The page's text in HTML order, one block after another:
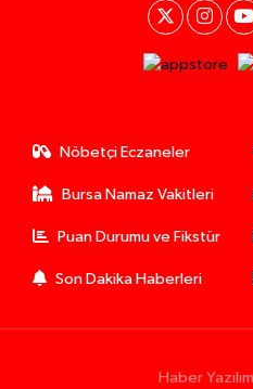
Nöbetçi Eczaneler
Bursa Namaz Vakitleri
Puan Durumu ve Fikstür
Son Dakika Haberleri
Haber